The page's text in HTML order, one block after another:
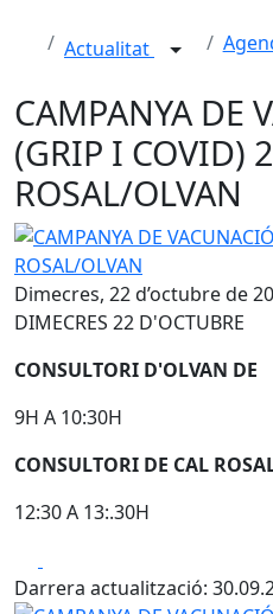
Actualitat
CAMPANYA DE
(GRIP I COVID)
ROSAL/OLVAN
CAMPANYA DE VACUNACIÓ
Dimecres, 22 d’octubre de
DIMECRES 22 D'OCTUBRE
CONSULTORI D'OLVAN DE
9H A 10:30H
CONSULTORI DE CAL
12:30 A 13:.30H
Darrera actualització: